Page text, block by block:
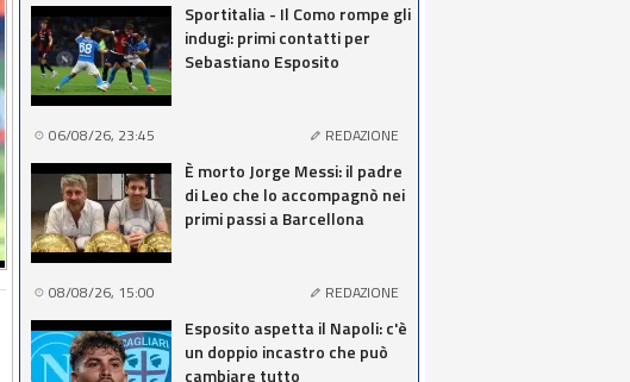
Sportitalia - Il Como rompe gli
indugi: primi contatti per
Sebastiano Esposito
06/08/26, 23:45 REDAZIONE
È morto Jorge Messi: il padre
di Leo che lo accompagnò nei
primi passi a Barcellona
08/08/26, 15:00 REDAZIONE
Esposito aspetta il Napoli: c'è
un doppio incastro che può
cambiare tutto